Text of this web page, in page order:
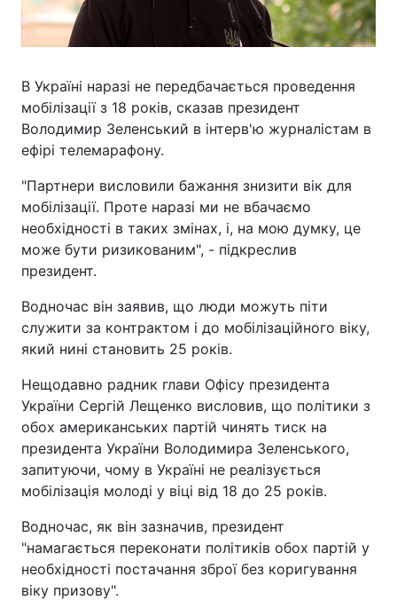
В Україні наразі не передбачається проведення
мобілізації з 18 років, сказав президент
Володимир Зеленський в інтерв'ю журналістам в
ефірі телемарафону.
"Партнери висловили бажання знизити вік для
мобілізації. Проте наразі ми не вбачаємо
необхідності в таких змінах, і, на мою думку, це
може бути ризикованим", - підкреслив
президент.
Водночас він заявив, що люди можуть піти
служити за контрактом і до мобілізаційного віку,
який нині становить 25 років.
Нещодавно радник глави Офісу президента
України Сергій Лещенко висловив, що політики з
обох американських партій чинять тиск на
президента України Володимира Зеленського,
запитуючи, чому в Україні не реалізується
мобілізація молоді у віці від 18 до 25 років.
Водночас, як він зазначив, президент
"намагається переконати політиків обох партій у
необхідності постачання зброї без коригування
віку призову".